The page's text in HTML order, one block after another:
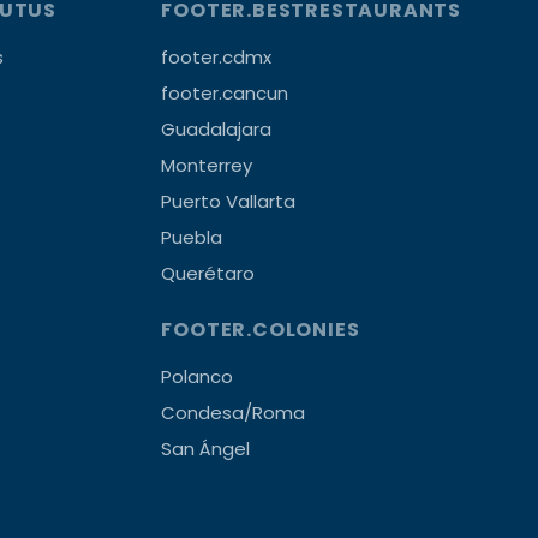
FOOTER.BESTRESTAURANTS
footer.cdmx
footer.cancun
Guadalajara
Monterrey
Puerto Vallarta
Puebla
Querétaro
FOOTER.COLONIES
Polanco
Condesa/Roma
San Ángel